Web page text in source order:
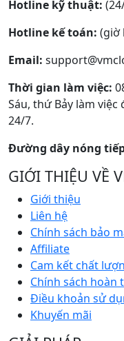
Hotline kỹ thuật:
Hotline kế toán: (giờ
Email:
Thời gian làm việc:
Sáu, thứ Bảy làm
24/7.
Đường dây nóng
GIỚI THIỆU VỀ
Giới thiệu
Liên hệ
Chính sách bảo
Affiliate
Cam kết chất
Chính sách hoàn
Điều khoản sử
Khuyến mãi